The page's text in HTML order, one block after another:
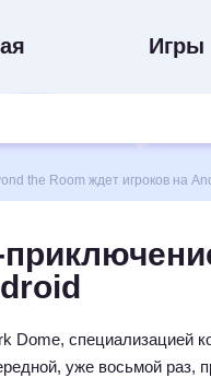
Игры
the Room ждет игроков на
Dome, специализацией
уже восьмой раз,